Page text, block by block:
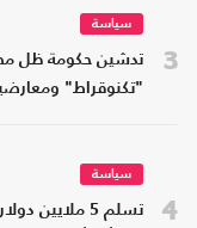
3
سياسة
تدشين حكومة ظل
"تكنوقراط"
4
سياسة
تسلم 5